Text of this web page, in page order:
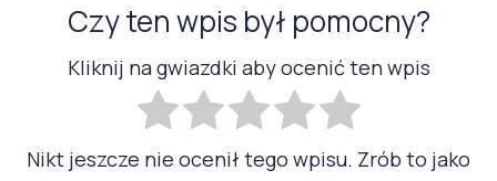
Czy ten wpis był pomocny?
Kliknij na gwiazdki aby ocenić ten wpis
Nikt jeszcze nie ocenił tego wpisu. Zrób to jako